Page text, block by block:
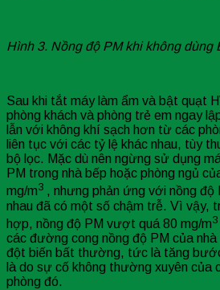
Hình 3. Nồng độ PM khi không dùng
Sau khi tắt máy làm ẩm và bật quạt
phòng khách và phòng trẻ em ngay
lẫn với không khí sạch hơn từ các
liên tục với các tỷ lệ khác nhau, tùy
bộ lọc. Mặc dù nên ngừng sử dụng
PM trong nhà bếp hoặc phòng ngủ
mg/m3 , nhưng phản ứng với nồng
nhau đã có một số chậm trễ. Vì vậy,
hợp, nồng độ PM vượt quá 80 mg/m3
các đường cong nồng độ PM của
đột biến bất thường, tức là tăng
là do sự cố không thường xuyên của
phòng đó.